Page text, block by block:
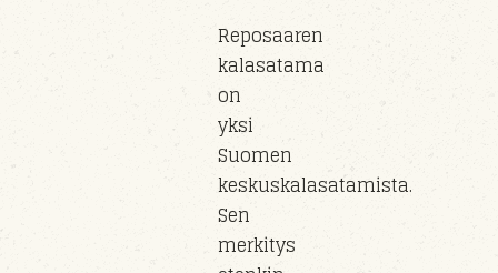
Reposaaren
kalasatama
on
yksi
Suomen
keskuskalasatamista.
Sen
merkitys